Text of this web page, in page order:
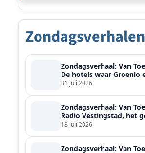
Zondagsverhalen
Zondagsverhaal: Van
De hotels waar Groenlo
ontmoette
31 juli 2026
Zondagsverhaal: Van
Radio Vestingstad, het
heel de streek
18 juli 2026
Zondagsverhaal: Van